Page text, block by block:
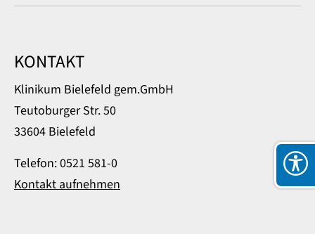
KONTAKT
Klinikum Bielefeld gem.GmbH
Teutoburger Str. 50
33604 Bielefeld
Telefon: 0521 581-0
Kontakt aufnehmen